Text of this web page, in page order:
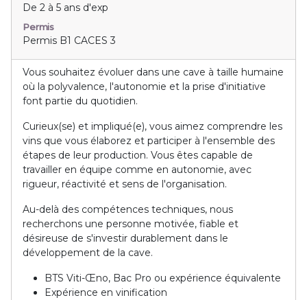
De 2 à 5 ans d'exp
Permis
Permis B1 CACES 3
Vous souhaitez évoluer dans une cave à taille humaine
où la polyvalence, l'autonomie et la prise d'initiative
font partie du quotidien.
Curieux(se) et impliqué(e), vous aimez comprendre les
vins que vous élaborez et participer à l'ensemble des
étapes de leur production. Vous êtes capable de
travailler en équipe comme en autonomie, avec
rigueur, réactivité et sens de l'organisation.
Au-delà des compétences techniques, nous
recherchons une personne motivée, fiable et
désireuse de s'investir durablement dans le
développement de la cave.
BTS Viti-Œno, Bac Pro ou expérience équivalente
Expérience en vinification